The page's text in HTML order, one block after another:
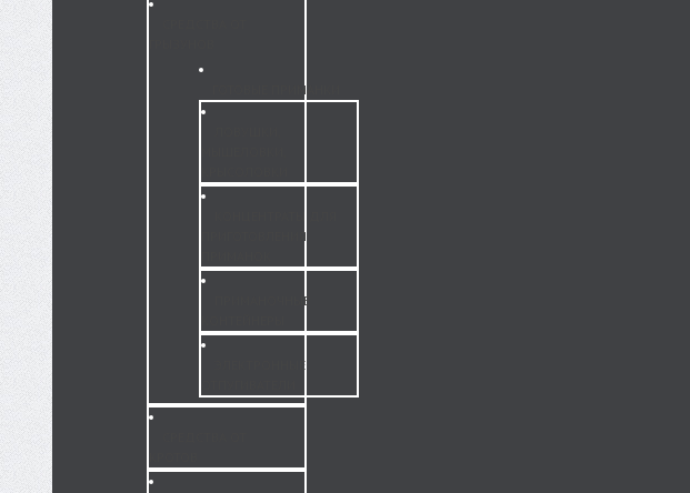
ГОТОВЫЕ ПРИМАНКИ
ПРИГОТОВЛЕНИЯ
ПРИМАНОЧНЫЕ
ЭЛЕКТРОННЫЕ